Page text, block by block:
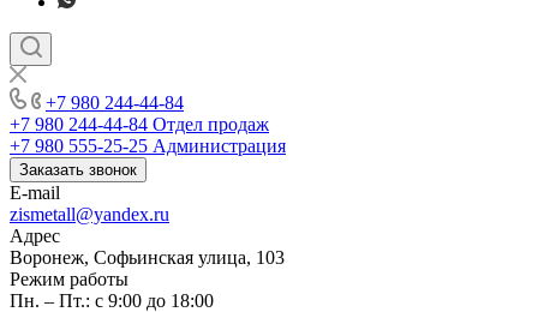
+7 980 244-44-84
+7 980 244-44-84 Отдел продаж
+7 980 555-25-25 Администрация
Заказать звонок
E-mail
zismetall@yandex.ru
Адрес
Воронеж, Софьинская улица, 103
Режим работы
Пн. – Пт.: с 9:00 до 18:00